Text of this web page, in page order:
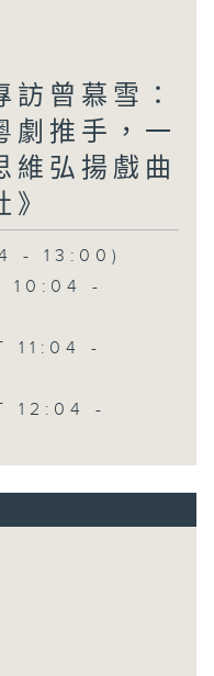
訪曾慕雪：
劇推手，一
維弘揚戲曲
- 13:00)
10:04 -
11:04 -
12:04 -